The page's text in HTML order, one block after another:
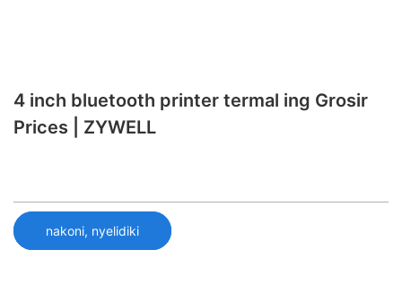
4 inch bluetooth printer termal ing Grosir
Prices | ZYWELL
nakoni, nyelidiki